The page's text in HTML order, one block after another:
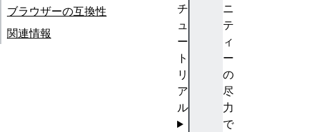
ニ
テ
ィ
ー
の
尽
力
で
ブラウザーの互換性
関連情報
チ
ュ
ー
ト
リ
ア
ル